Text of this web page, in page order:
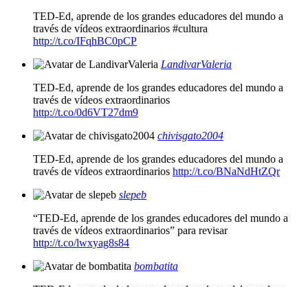
TED-Ed, aprende de los grandes educadores del mundo a
través de vídeos extraordinarios #cultura
http://t.co/IFqhBC0pCP
LandivarValeria
TED-Ed, aprende de los grandes educadores del mundo a
través de vídeos extraordinarios
http://t.co/0d6VT27dm9
chivisgato2004
TED-Ed, aprende de los grandes educadores del mundo a
través de vídeos extraordinarios http://t.co/BNaNdHtZQr
slepeb
“TED-Ed, aprende de los grandes educadores del mundo a
través de vídeos extraordinarios” para revisar
http://t.co/lwxyag8s84
bombatita